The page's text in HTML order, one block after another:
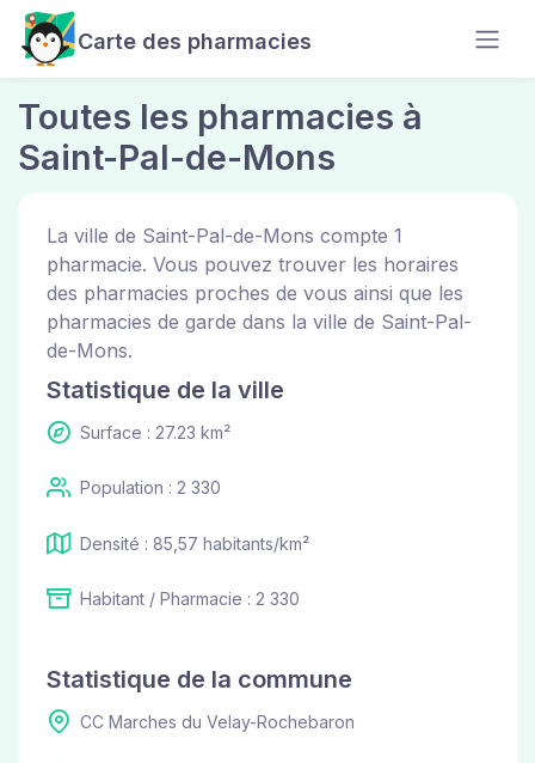
Carte des pharmacies
Toutes les pharmacies à
Saint-Pal-de-Mons
La ville de Saint-Pal-de-Mons compte 1
pharmacie. Vous pouvez trouver les horaires
des pharmacies proches de vous ainsi que les
pharmacies de garde dans la ville de Saint-Pal-
de-Mons.
Statistique de la ville
Surface : 27.23 km²
Population : 2 330
Densité : 85,57 habitants/km²
Habitant / Pharmacie : 2 330
Statistique de la commune
CC Marches du Velay-Rochebaron